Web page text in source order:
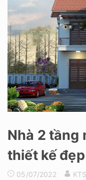
Nhà 2 tầng
thiết kế
05/07/2022